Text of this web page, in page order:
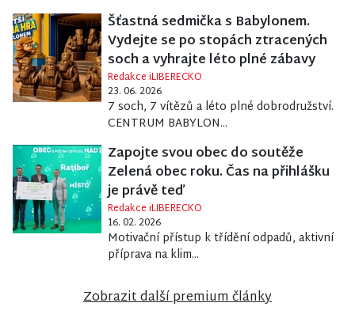
Šťastná sedmička s Babylonem.
Vydejte se po stopách ztracených
soch a vyhrajte léto plné zábavy
Redakce iLIBERECKO
23. 06. 2026
7 soch, 7 vítězů a léto plné dobrodružství.
CENTRUM BABYLON...
Zapojte svou obec do soutěže
Zelená obec roku. Čas na přihlášku
je právě teď
Redakce iLIBERECKO
16. 02. 2026
Motivační přístup k třídění odpadů, aktivní
příprava na klim...
Zobrazit další premium články